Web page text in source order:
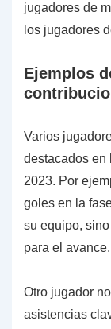
jugadores de
los jugadores
Ejemplos
Varios
destacados en
2023. Por
goles en la
su equipo,
para el avance.
Otro jugador
asistencias